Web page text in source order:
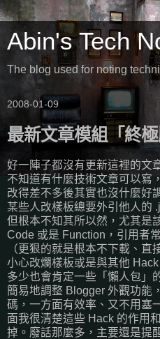
Abin's Tech
The blog used for noting
2008-01-09
最新文章模組「終極
好一陣子都沒有更新這裡的文
不知道有什麼技術文章可以寫
改得差不多後其實也沒什麼好
某些人改樣板總要外引他人的
但根本不知其所以然，尤其是
Code 或是 Function，引用者
（更狠的就是根本不下載、
小心改爛樣板或是與其他
多少也會肯定一些「懶人包」
簡易地調整 Blogger 外觀功能
碼，一方面有效率、又不用塞
面我很清楚這些 Hack 的作用
掉。廢話那麼多，主要還是提